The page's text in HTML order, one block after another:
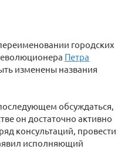
городских
Петра
изменены названия
обсуждаться,
он достаточно активно
консультаций, провести
исполняющий